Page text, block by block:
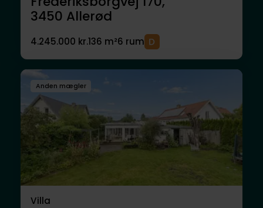
3450 Allerød
4.245.000 kr.136 m²6 rum
Anden mægler
Villa